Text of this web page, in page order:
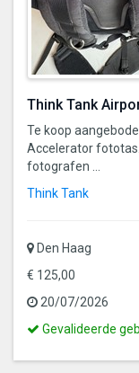
Think Tank
Te koop
Accelerator
fotografen ...
Think Tank
Den Haag
€ 125,00
20/07/2026
Dit
een
Gevalideerde